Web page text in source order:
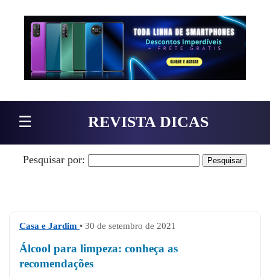
Pular para o conteúdo
☰ REVISTA DICAS
Pesquisar por:
Casa e Jardim • 30 de setembro de 2021
Álcool para limpeza: conheça as
recomendações